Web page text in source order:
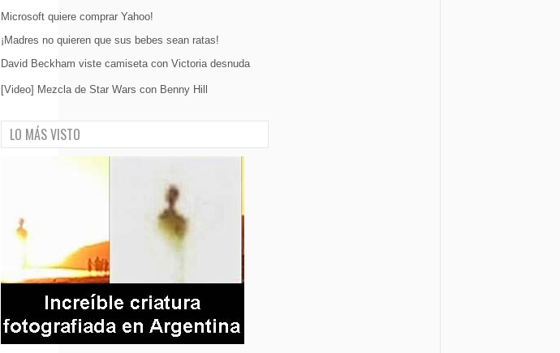
Microsoft quiere comprar Yahoo!
¡Madres no quieren que sus bebes sean ratas!
David Beckham viste camiseta con Victoria desnuda
[Video] Mezcla de Star Wars con Benny Hill
LO MÁS VISTO